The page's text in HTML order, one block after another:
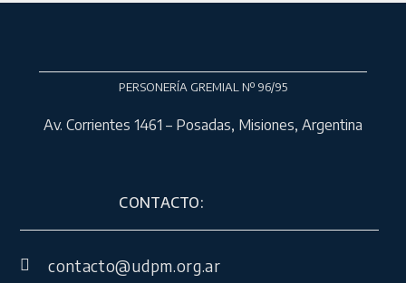
PERSONERÍA GREMIAL Nº 96/95
Av. Corrientes 1461 – Posadas, Misiones, Argentina
CONTACTO:
contacto@udpm.org.ar